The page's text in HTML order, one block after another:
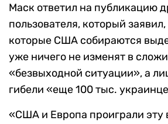
Маск ответил на публикацию
пользователя, который
которые США собираются
уже ничего не изменят в
«безвыходной ситуации», а
гибели «еще 100 тыс.
«США и Европа проиграли эту